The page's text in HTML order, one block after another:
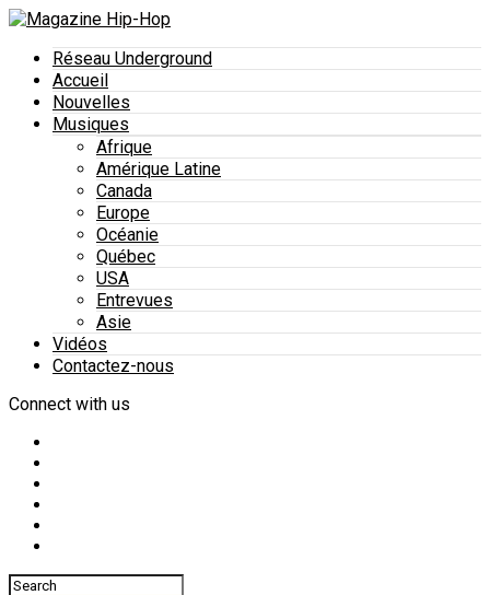
Réseau Underground
Accueil
Nouvelles
Musiques
Afrique
Amérique Latine
Canada
Europe
Océanie
Québec
USA
Entrevues
Asie
Vidéos
Contactez-nous
Connect with us